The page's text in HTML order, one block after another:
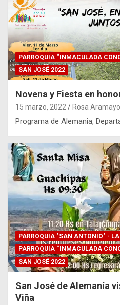
PARROQUIA “INMACULADA
SAN JOSÉ 2022
Novena y Fiesta en
15 marzo, 2022 Rosa Aramayo
Programa de Alemania,
PARROQUIA "SAN ANTONIO" -
PARROQUIA “INMACULADA
SAN JOSÉ 2022
San José de Alemanía
Viña